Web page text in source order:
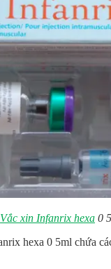
Vắc xin Infanrix hexa 0
hexa 0 5ml chứa